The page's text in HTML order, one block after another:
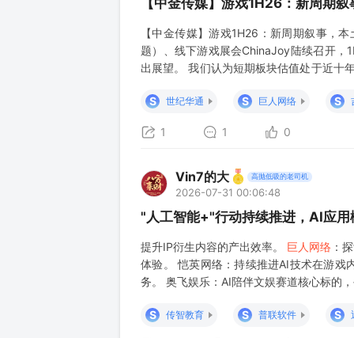
【中金传媒】游戏1H26：新周期
【中金传媒】游戏1H26：新周期叙事，
题）、线下游戏展会ChinaJoy陆续召开，
出展望。 我们认为短期板块估值处于近十
进行时，结构优化驱动ARPU提升
S 世纪华通 S 巨人网络 S
1 1 0
Vin7的大 高抛低吸的老司机
2026-07-31 00:06:48
"人工智能+"行动持续推进，AI应用
提升IP衍生内容的产出效率。 巨人网络 ：
体验。 恺英网络：持续推进AI技术在游戏
务。 奥飞娱乐：AI陪伴文娱赛道核心标的
S
传智教育 S 普联软件 S